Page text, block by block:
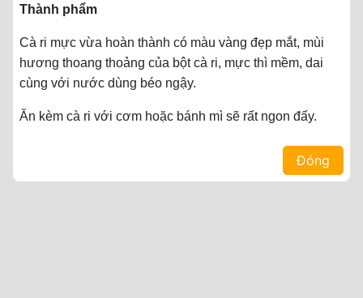
Thành phẩm
Cà ri mực vừa hoàn thành có màu vàng đẹp mắt, mùi
hương thoang thoảng của bột cà ri, mực thì mềm, dai
cùng với nước dùng béo ngậy.
Ăn kèm cà ri với cơm hoặc bánh mì sẽ rất ngon đấy.